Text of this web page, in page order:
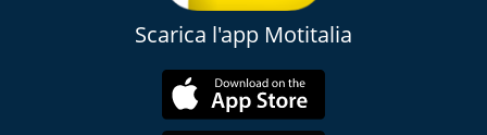
Scarica l'app Motitalia